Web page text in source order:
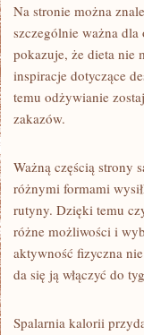
Na stronie można
szczególnie ważna
pokazuje, że dieta nie
inspiracje dotyczące
temu odżywianie
zakazów.
Ważną częścią strony
różnymi formami
rutyny. Dzięki temu
różne możliwości i
aktywność fizyczna
da się ją włączyć do
Spalarnia kalorii